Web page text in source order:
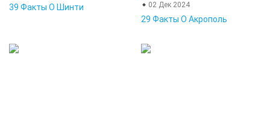
39 Факты О Шинти
02 Дек 2024
29 Факты О Акрополь